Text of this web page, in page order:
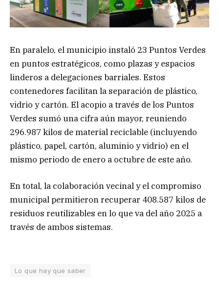
En paralelo, el municipio instaló 23 Puntos Verdes
en puntos estratégicos, como plazas y espacios
linderos a delegaciones barriales. Estos
contenedores facilitan la separación de plástico,
vidrio y cartón. El acopio a través de los Puntos
Verdes sumó una cifra aún mayor, reuniendo
296.987 kilos de material reciclable (incluyendo
plástico, papel, cartón, aluminio y vidrio) en el
mismo periodo de enero a octubre de este año.
En total, la colaboración vecinal y el compromiso
municipal permitieron recuperar 408.587 kilos de
residuos reutilizables en lo que va del año 2025 a
través de ambos sistemas.
Lo que hay que saber